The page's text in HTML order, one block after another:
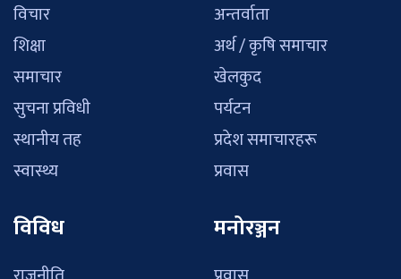
विचार
शिक्षा
समाचार
सुचना प्रविधी
स्थानीय तह
स्वास्थ्य
अन्तर्वाता
अर्थ / कृषि समाचार
खेलकुद
पर्यटन
प्रदेश समाचारहरू
प्रवास
विविध मनोरञ्जन